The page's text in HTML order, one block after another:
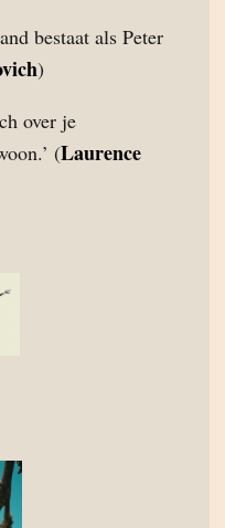
bestaat als Peter
)
over je
(Laurence